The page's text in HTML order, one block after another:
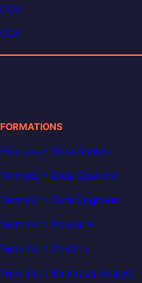
CGU
CGV
FORMATIONS
Formation Data Analyst
Formation Data Scientist
Formation Data Engineer
Formation Power BI
Formation DevOps
Formation Business Analyst